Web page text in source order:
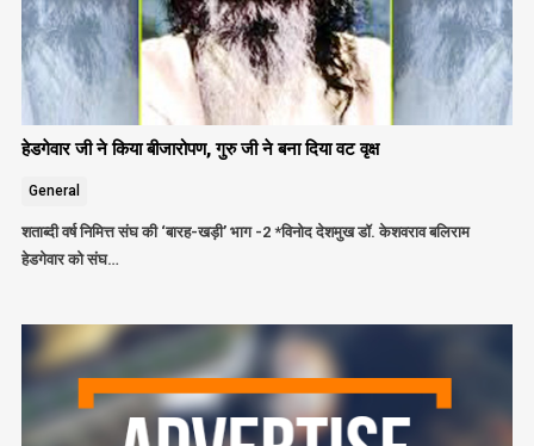
हेडगेवार जी ने किया बीजारोपण, गुरु जी ने बना दिया वट वृक्ष
General
शताब्दी वर्ष निमित्त संघ की ‘बारह-खड़ी’ भाग -2 *विनोद देशमुख डॉ. केशवराव बलिराम
हेडगेवार को संघ…